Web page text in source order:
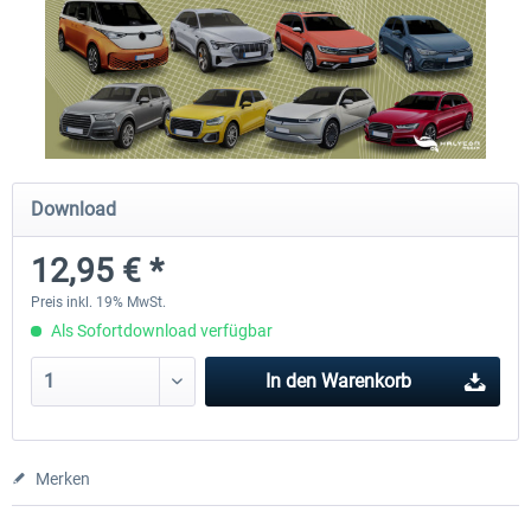
OMSI 2 Tools - Power Toolkit
14,95 € *
OMSI 2 Downloadpack Vol.
Download
12,95 € *
Preis inkl. 19% MwSt.
Als Sofortdownload verfügbar
In den Warenkorb
Merken